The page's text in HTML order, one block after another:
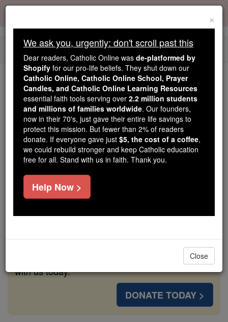
Skip
content
Because of You, 2.2 Million
Students Are Being Formed in the
Faith
Because of generous supporters like you,
Catholic Online School has already delivered
free, faithful Catholic education to over 2.2
million students across 193 countries. In an age
of noise and algorithms, you are helping form
souls with truth, prayer, Scripture, and Christ.
If everyone who reads this gave just $5 — the
families and keep this life-changing formation
free for all. Be Courageous. Be Catholic. Stand
with us today.
DONATE TODAY >
×
We ask you, urgently: don't scroll past this
Dear readers, Catholic Online was de-platformed by
Shopify for our pro-life beliefs. They shut down our
Catholic Online, Catholic Online School, Prayer
Candles, and Catholic Online Learning Resources
essential faith tools serving over 2.2 million students
and millions of families worldwide. Our founders,
now in their 70's, just gave their entire life savings to
protect this mission. But fewer than 2% of readers
donate. If everyone gave just $5, the cost of a coffee,
we could rebuild stronger and keep Catholic education
free for all. Stand with us in faith. Thank you.
Help Now >
Close